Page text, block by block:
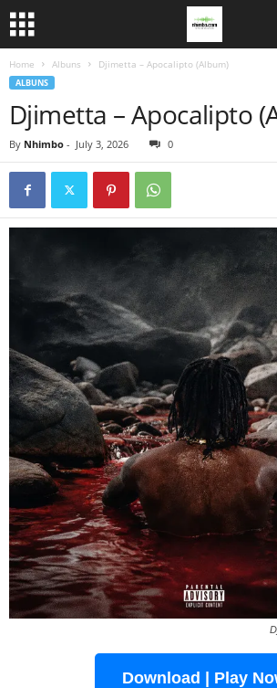
Home Albuns Djimetta – Apocalipto (Album)
ALBUNS
Djimetta – Apocalipto
By Nhimbo - July 3, 2026 0
Download | Play